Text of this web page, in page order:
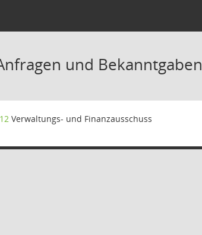
und Bekanntgaben
Verwaltungs- und Finanzausschuss